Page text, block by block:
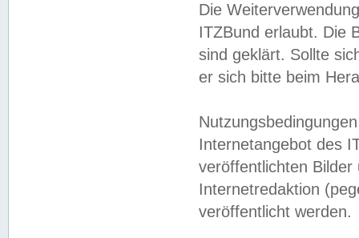
Die
ITZBund erlaubt. Die
sind geklärt. Sollte
er sich bitte beim
Internetangebot des
veröffentlichten
Internetredaktion
veröffentlicht werden.